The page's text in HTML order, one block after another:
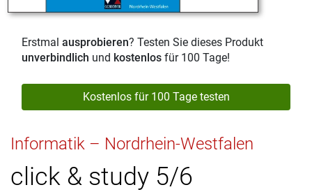
Erstmal ausprobieren? Testen Sie dieses Produkt
unverbindlich und kostenlos für 100 Tage!
Kostenlos für 100 Tage testen
Informatik – Nordrhein-Westfalen
click & study 5/6